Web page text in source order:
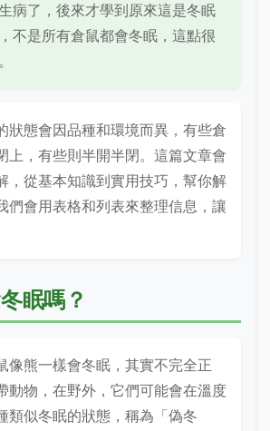
病了，後來才學到原來這是冬眠
不是所有倉鼠都會冬眠，這點很
狀態會因品種和環境而異，有些倉
上，有些則半開半閉。這篇文章會
，從基本知識到實用技巧，幫你解
們會用表格和列表來整理信息，讓
眠嗎？
像熊一樣會冬眠，其實不完全正
動物，在野外，它們可能會在溫度
類似冬眠的狀態，稱為「偽冬